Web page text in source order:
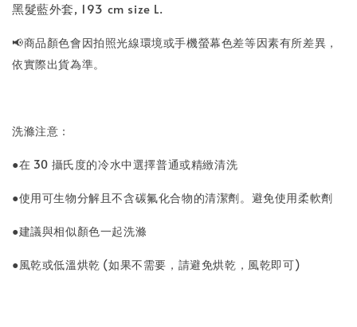
黑髮藍外套, 193 cm size L.
📢商品顏色會因拍照光線環境或手機螢幕色差等因素有所差異，
依實際出貨為準。
洗滌注意：
●在 30 攝氏度的冷水中選擇普通或精緻清洗
●使用可生物分解且不含碳氟化合物的清潔劑。避免使用柔軟劑
●建議與相似顏色一起洗滌
●風乾或低溫烘乾 (如果不需要，請避免烘乾，風乾即可)